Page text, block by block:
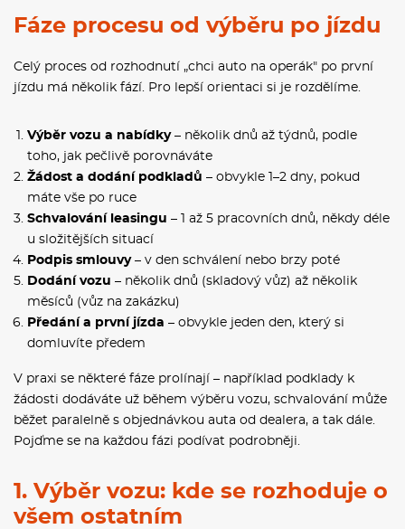
Fáze procesu od výběru po jízdu
Celý proces od rozhodnutí „chci auto na operák" po první
jízdu má několik fází. Pro lepší orientaci si je rozdělíme.
Výběr vozu a nabídky– několik dnů až týdnů, podle
toho, jak pečlivě porovnáváte
Žádost a dodání podkladů – obvykle 1–2 dny, pokud
máte vše po ruce
Schvalování leasingu – 1 až 5 pracovních dnů, někdy déle
u složitějších situací
Podpis smlouvy– v den schválení nebo brzy poté
Dodání vozu – několik dnů (skladový vůz) až několik
měsíců (vůz na zakázku)
Předání a první jízda – obvykle jeden den, který si
domluvíte předem
V praxi se některé fáze prolínají – například podklady k
žádosti dodáváte už během výběru vozu, schvalování může
běžet paralelně s objednávkou auta od dealera, a tak dále.
Pojďme se na každou fázi podívat podrobněji.
1. Výběr vozu: kde se rozhoduje o
všem ostatním